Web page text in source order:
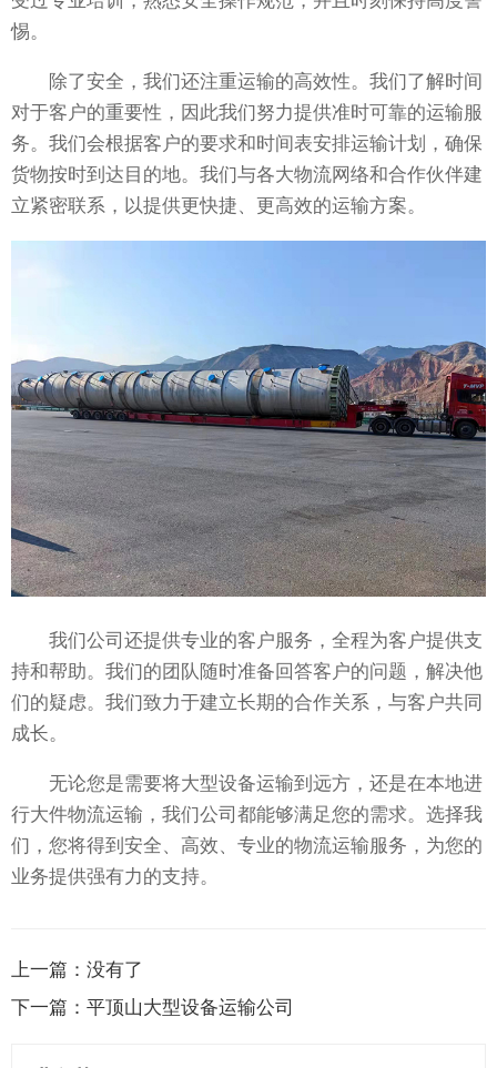
惕。
除了安全，我们还注重运输的高效性。我们了解时间
对于客户的重要性，因此我们努力提供准时可靠的运输服
务。我们会根据客户的要求和时间表安排运输计划，确保
货物按时到达目的地。我们与各大物流网络和合作伙伴建
立紧密联系，以提供更快捷、更高效的运输方案。
我们公司还提供专业的客户服务，全程为客户提供支
持和帮助。我们的团队随时准备回答客户的问题，解决他
们的疑虑。我们致力于建立长期的合作关系，与客户共同
成长。
无论您是需要将大型设备运输到远方，还是在本地进
行大件物流运输，我们公司都能够满足您的需求。选择我
们，您将得到安全、高效、专业的物流运输服务，为您的
业务提供强有力的支持。
上一篇： 没有了
下一篇： 平顶山大型设备运输公司